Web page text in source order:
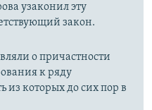
узаконил эту
закон.
о причастности
к ряду
из которых до сих пор в